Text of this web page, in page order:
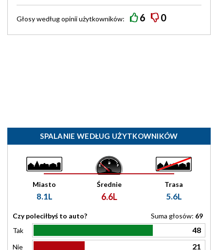
Głosy wedługopiniiużytkowników: 6 0
SPALANIE WEDŁUG UŻYTKOWNIKÓW
Miasto
8.1L
Średnie
6.6L
Trasa
5.6L
Czy poleciłbyś to auto? Suma głosów: 69
Tak
48
Nie 21